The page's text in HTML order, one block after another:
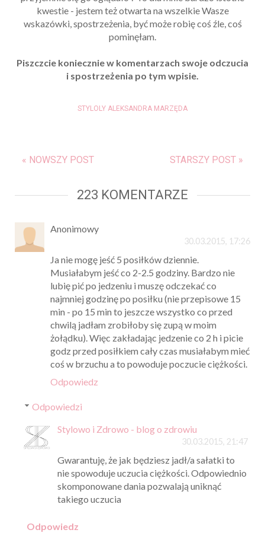
kwestie - jestem też otwarta na wszelkie Wasze
wskazówki, spostrzeżenia, być może robię coś źle, coś
pominęłam.
Piszczcie koniecznie w komentarzach swoje odczucia
i spostrzeżenia po tym wpisie.
STYLOLY ALEKSANDRA MARZĘDA
« NOWSZY POST STARSZY POST »
223 KOMENTARZE
Anonimowy
30.03.2015, 17:26
Ja nie mogę jeść 5 posiłków dziennie.
Musiałabym jeść co 2-2.5 godziny. Bardzo nie
lubię pić po jedzeniu i muszę odczekać co
najmniej godzinę po posiłku (nie przepisowe 15
min - po 15 min to jeszcze wszystko co przed
chwilą jadłam zrobiłoby się zupą w moim
żołądku). Więc zakładając jedzenie co 2 h i picie
godz przed posiłkiem cały czas musiałabym mieć
coś w brzuchu a to powoduje poczucie ciężkości.
Odpowiedz
Odpowiedzi
Stylowo i Zdrowo - blog o zdrowiu
30.03.2015, 21:47
Gwarantuję, że jak będziesz jadł/a sałatki to
nie spowoduje uczucia ciężkości. Odpowiednio
skomponowane dania pozwalają uniknąć
takiego uczucia
Odpowiedz